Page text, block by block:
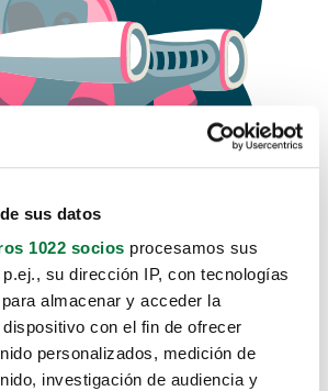
sus datos
1022 socios procesamos sus
su dirección IP, con tecnologías
almacenar y acceder la
con el fin de ofrecer
personalizados, medición de
investigación de audiencia y
no sabemos como
hasta aquí.